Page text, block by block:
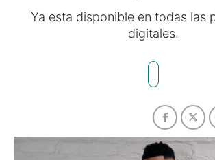
Ya esta disponible en todas las
digitales.